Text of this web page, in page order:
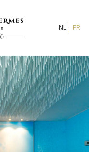
67
NL FR